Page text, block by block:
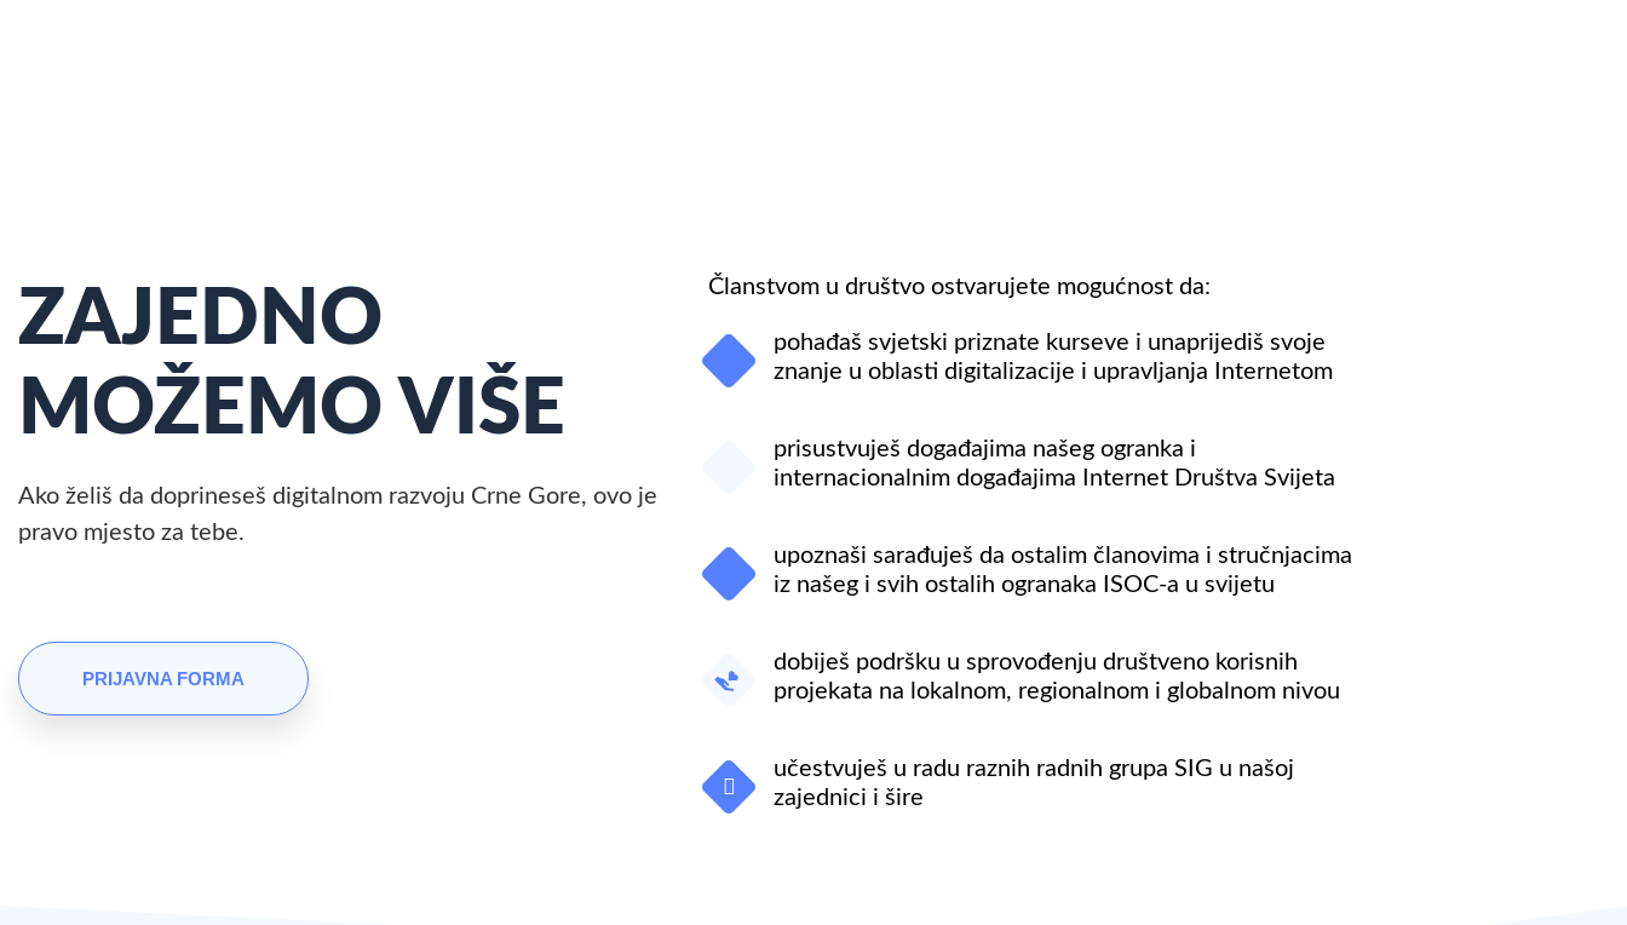
ZAJEDNO
MOŽEMO VIŠE
Ako želiš da doprineseš digitalnom razvoju Crne Gore, ovo je
pravo mjesto za tebe.
PRIJAVNA FORMA
Članstvom u društvo ostvarujete mogućnost da:
pohađaš svjetski priznate kurseve i unaprijediš svoje
znanje u oblasti digitalizacije i upravljanja Internetom
prisustvuješ događajima našeg ogranka i
internacionalnim događajima Internet Društva Svijeta
upoznaši sarađuješ da ostalim članovima i stručnjacima
iz našeg i svih ostalih ogranaka ISOC-a u svijetu
dobiješ podršku u sprovođenju društveno korisnih
projekata na lokalnom, regionalnom i globalnom nivou
učestvuješ u radu raznih radnih grupa SIG u našoj
zajednici i šire